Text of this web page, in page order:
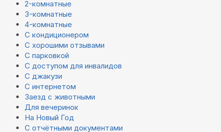
2-комнатные
3-комнатные
4-комнатные
С кондиционером
С хорошими отзывами
С парковкой
С доступом для инвалидов
С джакузи
С интернетом
Заезд с животными
Для вечеринок
На Новый Год
С отчётными документами